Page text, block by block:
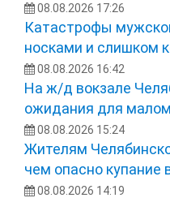
08.08.2026 17:26
Катастрофы
носками и слишком
08.08.2026 16:42
На ж/д вокзале
ожидания для
08.08.2026 15:24
Жителям
чем опасно купание
08.08.2026 14:19